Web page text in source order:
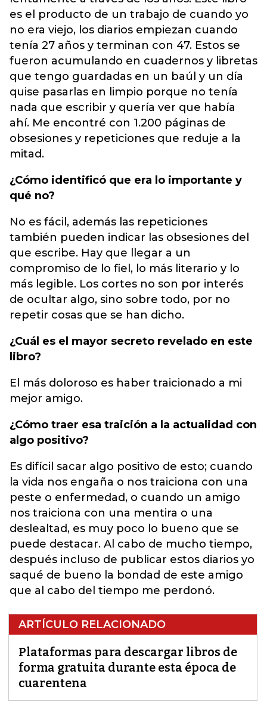
es el producto de un trabajo de cuando yo
no era viejo, los diarios empiezan cuando
tenía 27 años y terminan con 47. Estos se
fueron acumulando en cuadernos y libretas
que tengo guardadas en un baúl y un día
quise pasarlas en limpio porque no tenía
nada que escribir y quería ver que había
ahí. Me encontré con 1.200 páginas de
obsesiones y repeticiones que reduje a la
mitad.
¿Cómo identificó que era lo importante y
qué no?
No es fácil, además las repeticiones
también pueden indicar las obsesiones del
que escribe. Hay que llegar a un
compromiso de lo fiel, lo más literario y lo
más legible. Los cortes no son por interés
de ocultar algo, sino sobre todo, por no
repetir cosas que se han dicho.
¿Cuál es el mayor secreto revelado en este
libro?
El más doloroso es haber traicionado a mi
mejor amigo.
¿Cómo traer esa traición a la actualidad con
algo positivo?
Es difícil sacar algo positivo de esto; cuando
la vida nos engaña o nos traiciona con una
peste o enfermedad, o cuando un amigo
nos traiciona con una mentira o una
deslealtad, es muy poco lo bueno que se
puede destacar. Al cabo de mucho tiempo,
después incluso de publicar estos diarios yo
saqué de bueno la bondad de este amigo
que al cabo del tiempo me perdonó.
ARTÍCULO RELACIONADO
Plataformas para descargar libros de
forma gratuita durante esta época de
cuarentena